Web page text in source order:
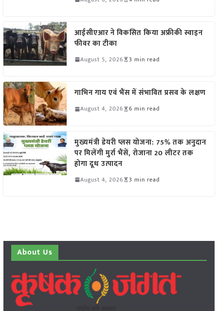
आईसीएआर ने विकसित किया अफ्रीकी स्वाइन
फीवर का टीका
August 5, 2026 3 min read
गाभिन गाय एवं भैंस में संभावित प्रसव के लक्षण
August 4, 2026 6 min read
मुख्यमंत्री डेयरी प्लस योजना: 75% तक अनुदान
पर मिलेंगी मुर्रा भैंसें, रोजाना 20 लीटर तक
होगा दूध उत्पादन
August 4, 2026 3 min read
About Us